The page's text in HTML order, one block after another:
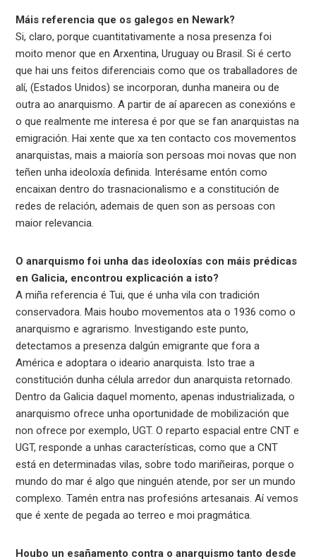
Máis referencia que os galegos en Newark?
Si, claro, porque cuantitativamente a nosa presenza foi
moito menor que en Arxentina, Uruguay ou Brasil. Si é certo
que hai uns feitos diferenciais como que os traballadores de
alí, (Estados Unidos) se incorporan, dunha maneira ou de
outra ao anarquismo. A partir de aí aparecen as conexións e
o que realmente me interesa é por que se fan anarquistas na
emigración. Hai xente que xa ten contacto cos movementos
anarquistas, mais a maioría son persoas moi novas que non
teñen unha ideoloxía definida. Interésame entón como
encaixan dentro do trasnacionalismo e a constitución de
redes de relación, ademais de quen son as persoas con
maior relevancia.
O anarquismo foi unha das ideoloxías con máis prédicas
en Galicia, encontrou explicación a isto?
A miña referencia é Tui, que é unha vila con tradición
conservadora. Mais houbo movementos ata o 1936 como o
anarquismo e agrarismo. Investigando este punto,
detectamos a presenza dalgún emigrante que fora a
América e adoptara o ideario anarquista. Isto trae a
constitución dunha célula arredor dun anarquista retornado.
Dentro da Galicia daquel momento, apenas industrializada, o
anarquismo ofrece unha oportunidade de mobilización que
non ofrece por exemplo, UGT. O reparto espacial entre CNT e
UGT, responde a unhas características, como que a CNT
está en determinadas vilas, sobre todo mariñeiras, porque o
mundo do mar é algo que ninguén atende, por ser un mundo
complexo. Tamén entra nas profesións artesanais. Aí vemos
que é xente de pegada ao terreo e moi pragmática.
Houbo un esañamento contra o anarquismo tanto desde